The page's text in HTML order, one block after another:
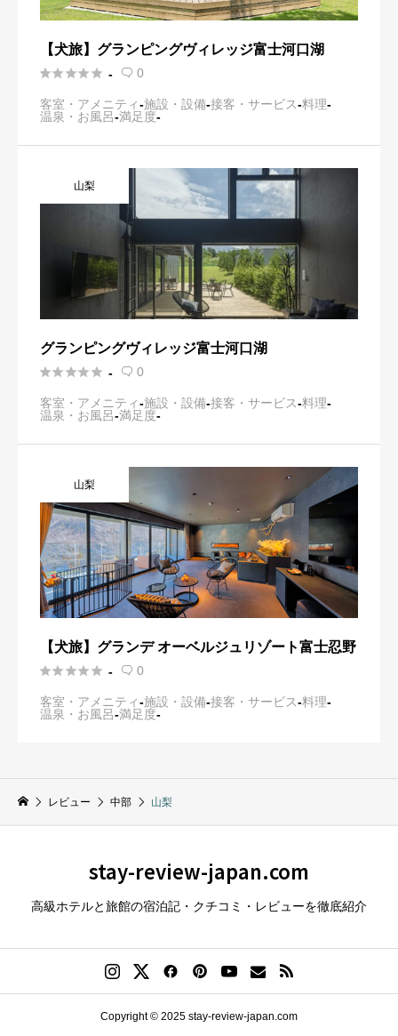
【犬旅】グランピングヴィレッジ富士河口湖
 -  0
客室・アメニティ-施設・設備-接客・サービス-料理-
温泉・お風呂-満足度-
山梨
グランピングヴィレッジ富士河口湖
 -  0
客室・アメニティ-施設・設備-接客・サービス-料理-
温泉・お風呂-満足度-
山梨
【犬旅】グランデ オーベルジュリゾート富士忍野
 -  0
客室・アメニティ-施設・設備-接客・サービス-料理-
温泉・お風呂-満足度-
レビュー 中部 山梨
stay-review-japan.com
高級ホテルと旅館の宿泊記・クチコミ・レビューを徹底紹介
Copyright © 2025 stay-review-japan.com